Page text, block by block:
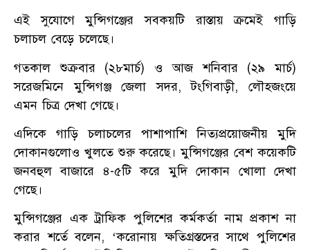
এই সুযোগে মুন্সিগঞ্জের সবকয়টি রাস্তায় ক্রমেই গাড়ি
চলাচল বেড়ে চলেছে।
গতকাল শুক্রবার (২৮মার্চ) ও আজ শনিবার (২৯ মার্চ)
সরেজমিনে মুন্সিগঞ্জ জেলা সদর, টংগিবাড়ী, লৌহজংয়ে
এমন চিত্র দেখা গেছে।
এদিকে গাড়ি চলাচলের পাশাপাশি নিত্যপ্রয়োজনীয় মুদি
দোকানগুলোও খুলতে শুরু করেছে। মুন্সিগঞ্জের বেশ কয়েকটি
জনবহুল বাজারে ৪-৫টি করে মুদি দোকান খোলা দেখা
গেছে।
মুন্সিগঞ্জের এক ট্রাফিক পুলিশের কর্মকর্তা নাম প্রকাশ না
করার শর্তে বলেন, ‘করোনায় ক্ষতিগ্রস্তদের সাথে পুলিশের